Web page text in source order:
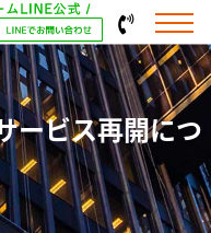
ービス再開につ